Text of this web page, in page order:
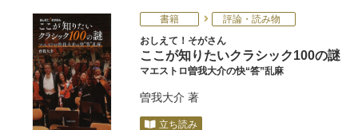
書籍
評論・読み物
おしえて！そがさん
ここが知りたいクラシック100の謎
マエストロ曽我大介の快“答”乱麻
曽我大介 著
立ち読み